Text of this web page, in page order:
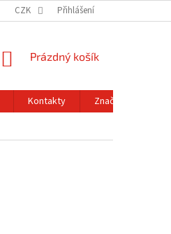
OBCHODNÍ PODMÍNKY
CZK Přihlášení
NÁKUPNÍ
Prázdný košík
Kontakty
Značky